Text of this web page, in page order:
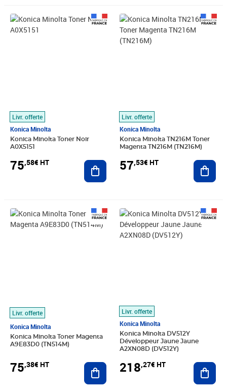
Livr. offerte
Konica Minolta
Konica Minolta Toner Noir
A0X5151
75,58€ HT
Prix 75,58€ HT
Ajouter au panier
Livr. offerte
Konica Minolta
Konica Minolta TN216M Toner
Magenta TN216M (TN216M)
57,53€ HT
Prix 57,53€ HT
Livr. offerte
Konica Minolta
Konica Minolta Toner Magenta
A9E83D0 (TN514M)
75,38€ HT
Prix 75,38€ HT
Ajouter au panier
Livr. offerte
Konica Minolta
Konica Minolta DV512Y
Développeur Jaune Jaune
A2XN08D (DV512Y)
218,27€ HT
Prix 218,27€ HT